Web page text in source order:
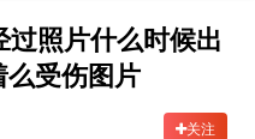
照片什么时候出
么受伤图片
关注